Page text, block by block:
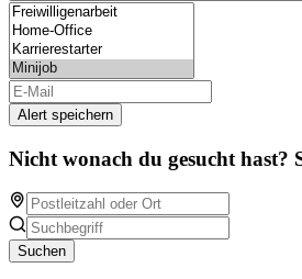
Alert speichern
Nicht wonach du gesucht hast?
Suchen